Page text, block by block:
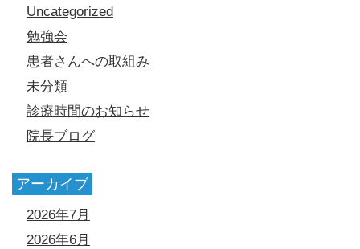
Uncategorized
勉強会
患者さんへの取組み
未分類
診療時間のお知らせ
院長ブログ
アーカイブ
2026年7月
2026年6月